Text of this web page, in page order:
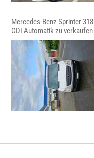
Mercedes-Benz Sprinter 318
CDI Automatik zu verkaufen